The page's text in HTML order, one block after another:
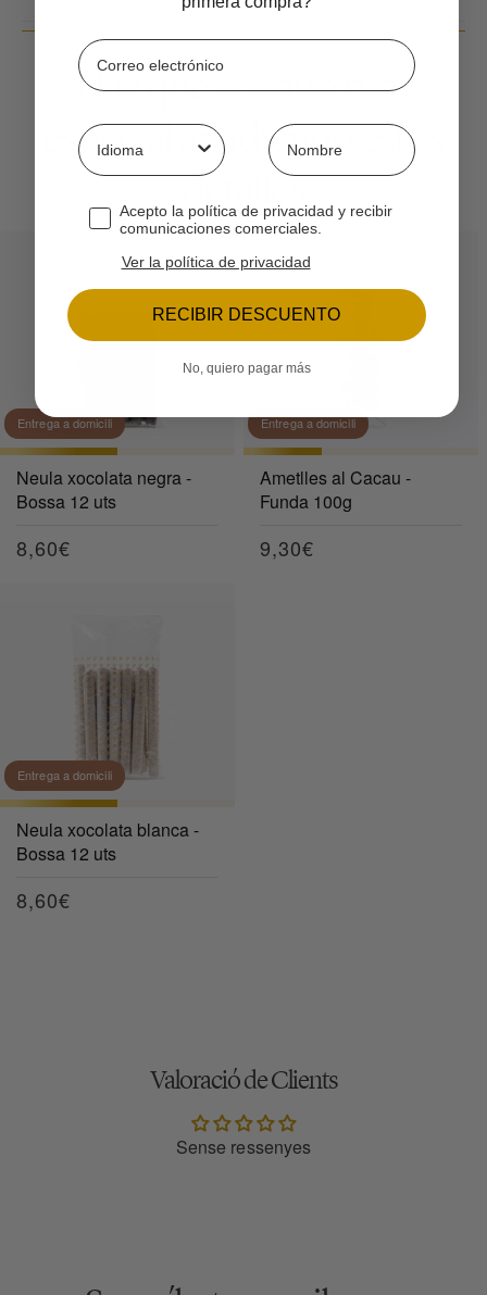
Haz que sea aún más
especial añadiendo estos
detalles
Entrega a domicili
Neula xocolata negra -
Bossa 12 uts
Preu
8,60€
Entrega a domicili
Ametlles al Cacau -
Funda 100g
Preu
9,30€
Entrega a domicili
Neula xocolata blanca -
Bossa 12 uts
Preu
8,60€
Valoració de Clients
Sense ressenyes
Correo electrónico
Idioma ¿Cómo te llamas?
Checkbox suscripción
Acepto la política de privacidad y recibir
comunicaciones comerciales.
Ver la política de privacidad
RECIBIR DESCUENTO
No, quiero pagar más